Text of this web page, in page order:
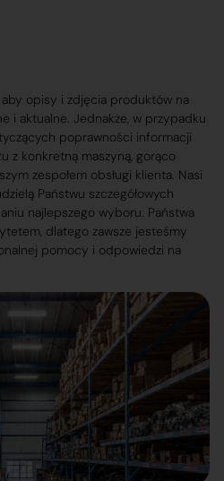
aby opisy i zdjęcia produktów na
i aktualne. Jednakże, w przypadku
poprawności informacji
z konkretną maszyną, gorąco
zespołem obsługi klienta. Nasi
Państwu szczegółowych
najlepszego wyboru. Państwa
dlatego zawsze jesteśmy
pomocy i odpowiedzi na